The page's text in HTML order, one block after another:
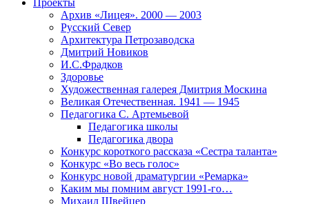
Проекты
Архив «Лицея». 2000 — 2003
Русский Север
Архитектура Петрозаводска
Дмитрий Новиков
И.С.Фрадков
Здоровье
Художественная галерея Дмитрия Москина
Великая Отечественная. 1941 — 1945
Педагогика С. Артемьевой
Педагогика школы
Педагогика двора
Конкурс короткого рассказа «Сестра таланта»
Конкурс «Во весь голос»
Конкурс новой драматургии «Ремарка»
Каким мы помним август 1991-го…
Михаил Швейцер